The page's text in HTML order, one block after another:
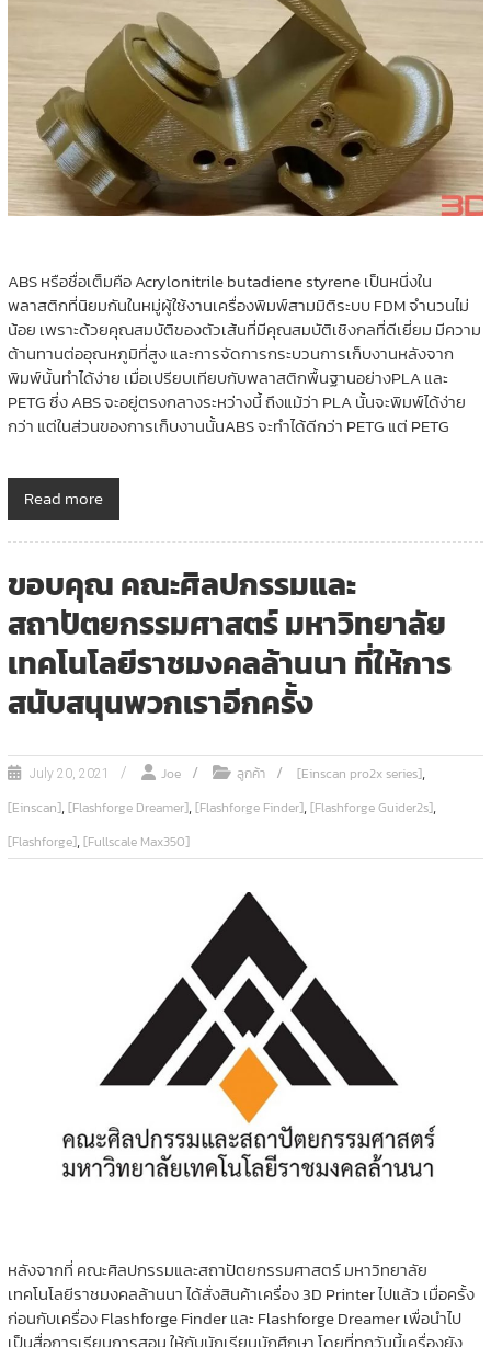
ABS หรือชื่อเต็มคือ Acrylonitrile butadiene styrene เป็นหนึ่งใน
พลาสติกที่นิยมกันในหมู่ผู้ใช้งานเครื่องพิมพ์สามมิติระบบ FDM จำนวนไม่
น้อย เพราะด้วยคุณสมบัติของตัวเส้นที่มีคุณสมบัติเชิงกลที่ดีเยี่ยม มีความ
ต้านทานต่ออุณหภูมิที่สูง และการจัดการกระบวนการเก็บงานหลังจาก
พิมพ์นั้นทำได้ง่าย เมื่อเปรียบเทียบกับพลาสติกพื้นฐานอย่างPLA และ
PETG ซึ่ง ABS จะอยู่ตรงกลางระหว่างนี้ ถึงแม้ว่า PLA นั้นจะพิมพ์ได้ง่าย
กว่า แต่ในส่วนของการเก็บงานนั้นABS จะทำได้ดีกว่า PETG แต่ PETG
Read more
ขอบคุณ คณะศิลปกรรมและ
สถาปัตยกรรมศาสตร์ มหาวิทยาลัย
เทคโนโลยีราชมงคลล้านนา ที่ให้การ
สนับสนุนพวกเราอีกครั้ง
July 20, 2021 Joe ลูกค้า [Einscan pro2x series],
[Einscan],[Flashforge Dreamer],[Flashforge Finder],[Flashforge Guider2s],
[Flashforge],[Fullscale Max350]
หลังจากที่ คณะศิลปกรรมและสถาปัตยกรรมศาสตร์ มหาวิทยาลัย
เทคโนโลยีราชมงคลล้านนา ได้สั่งสินค้าเครื่อง 3D Printer ไปแล้ว เมื่อครั้ง
ก่อนกับเครื่อง Flashforge Finder และ Flashforge Dreamer เพื่อนำไป
เป็นสื่อการเรียนการสอน ให้กับนักเรียนนักศึกษา โดยที่ทุกวันนี้เครื่องยัง